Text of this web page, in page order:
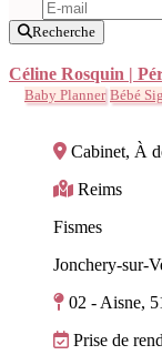
Recherche
Céline Rosquin |
Baby Planner Bébé
Cabinet, À
Reims
Fismes
Jonchery-sur-
02 - Aisne,
Prise de